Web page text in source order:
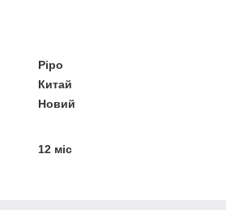
Pipo
Китай
Новий
12 міс